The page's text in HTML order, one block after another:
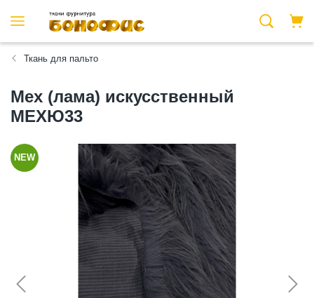
Ткань для пальто
Мех (лама) искусственный
МЕХЮ33
NEW